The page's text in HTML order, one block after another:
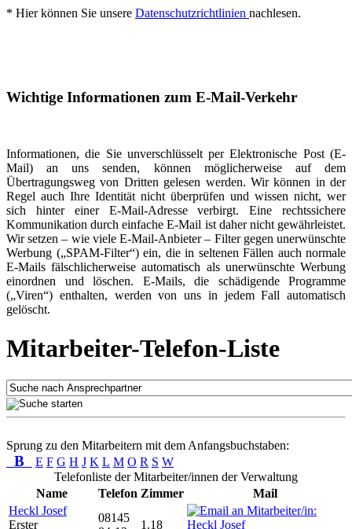
* Hier können Sie unsere Datenschutzrichtlinien nachlesen.
Wichtige Informationen zum E-Mail-Verkehr
Informationen, die Sie unverschlüsselt per Elektronische Post (E-
Mail) an uns senden, können möglicherweise auf dem
Übertragungsweg von Dritten gelesen werden. Wir können in der
Regel auch Ihre Identität nicht überprüfen und wissen nicht, wer
sich hinter einer E-Mail-Adresse verbirgt. Eine rechtssichere
Kommunikation durch einfache E-Mail ist daher nicht gewährleistet.
Wir setzen – wie viele E-Mail-Anbieter – Filter gegen unerwünschte
Werbung („SPAM-Filter“) ein, die in seltenen Fällen auch normale
E-Mails fälschlicherweise automatisch als unerwünschte Werbung
einordnen und löschen. E-Mails, die schädigende Programme
(„Viren“) enthalten, werden von uns in jedem Fall automatisch
gelöscht.
Mitarbeiter-Telefon-Liste
Sprung zu den Mitarbeitern mit dem Anfangsbuchstaben:
B E F G H J K L M O R S W
Telefonliste der Mitarbeiter/innen der Verwaltung
Name
Telefon Zimmer
Mail
Heckl Josef
Erster
08145
1.18